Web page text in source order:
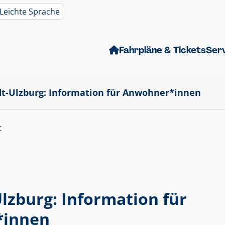
Leichte Sprache
Fahrpläne & Tickets
Ulzburg: Information für Anwohner*innen
Information für